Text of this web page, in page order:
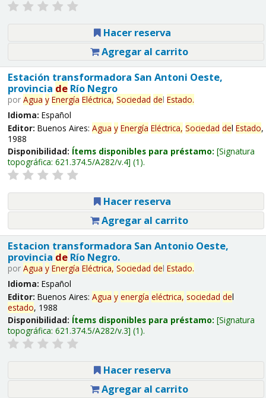
Hacer reserva
Agregar al carrito
Estación transformadora San Antoni Oeste,
provincia deRío Negro
por Agua y Energía Eléctrica, Sociedad del Estado.
Idioma: Español
Editor: Buenos Aires: Agua y Energía Eléctrica, Sociedad del Estado,
1988
Disponibilidad: Ítems disponibles para préstamo: Signatura
topográfica: 621.374.5/A282/v.4 (1).
Hacer reserva
Agregar al carrito
Estacion transformadora San Antonio Oeste,
provincia deRío Negro.
por Agua y Energía Eléctrica, Sociedad del Estado.
Idioma: Español
Editor: Buenos Aires: Agua y energía eléctrica, sociedad del
estado, 1988
Disponibilidad: Ítems disponibles para préstamo: Signatura
topográfica: 621.374.5/A282/v.3 (1).
Hacer reserva
Agregar al carrito